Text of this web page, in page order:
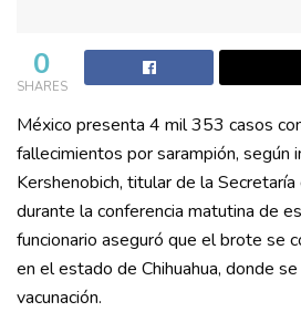
0
SHARES
México presenta 4 mil 353 casos
fallecimientos por sarampión, según
Kershenobich, titular de la
durante la conferencia matutina de
funcionario aseguró que el brote se
en el estado de Chihuahua, donde
vacunación.